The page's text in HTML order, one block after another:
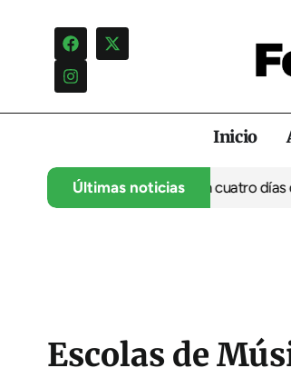
Inicio
Últimas noticias
su 35º aniversario con cuatro días de
Escolas de